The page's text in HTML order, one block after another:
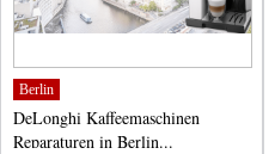
Berlin
DeLonghi Kaffeemaschinen
Reparaturen in Berlin...